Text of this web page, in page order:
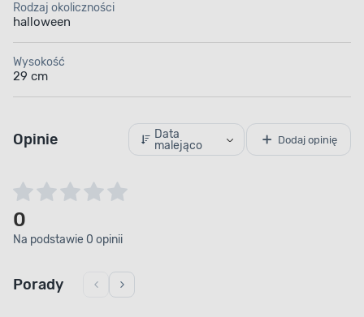
Rodzaj okoliczności
halloween
Wysokość
29 cm
Opinie
Data
malejąco
Dodaj opinię
0
Na podstawie 0 opinii
Porady